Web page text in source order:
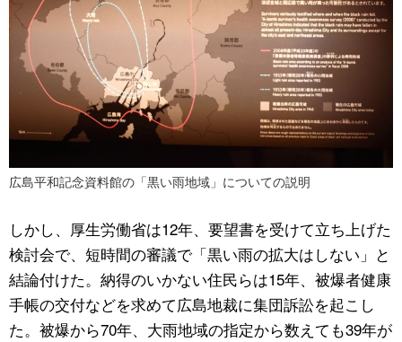
広島平和記念資料館の「黒い雨地域」についての説明
しかし、厚生労働省は12年、要望書を受けて立ち上げた
検討会で、短時間の審議で「黒い雨の拡大はしない」と
結論付けた。納得のいかない住民らは15年、被爆者健康
手帳の交付などを求めて広島地裁に集団訴訟を起こし
た。被爆から70年、大雨地域の指定から数えても39年が